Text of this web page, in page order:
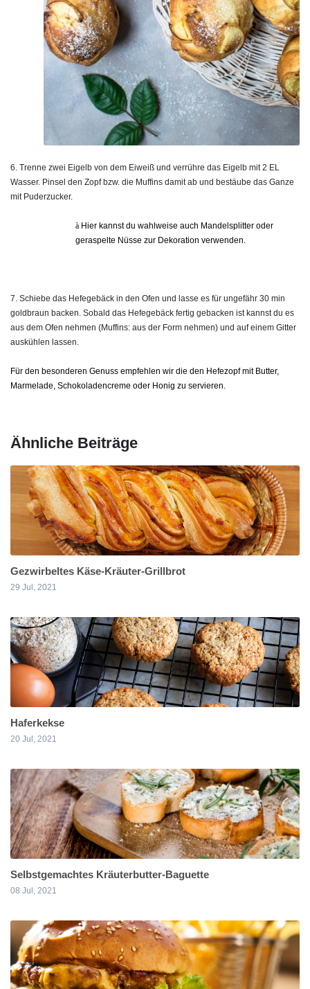
6. Trenne zwei Eigelb von dem Eiweiß und verrühre das Eigelb mit 2 EL
Wasser. Pinsel den Zopf bzw. die Muffins damit ab und bestäube das Ganze
mit Puderzucker.
à Hier kannst du wahlweise auch Mandelsplitter oder
geraspelte Nüsse zur Dekoration verwenden.
7. Schiebe das Hefegebäck in den Ofen und lasse es für ungefähr 30 min
goldbraun backen. Sobald das Hefegebäck fertig gebacken ist kannst du es
aus dem Ofen nehmen (Muffins: aus der Form nehmen) und auf einem Gitter
auskühlen lassen.
Für den besonderen Genuss empfehlen wir die den Hefezopf mit Butter,
Marmelade, Schokoladencreme oder Honig zu servieren.
Ähnliche Beiträge
Gezwirbeltes Käse-Kräuter-Grillbrot
29 Jul, 2021
Haferkekse
20 Jul, 2021
Selbstgemachtes Kräuterbutter-Baguette
08 Jul, 2021